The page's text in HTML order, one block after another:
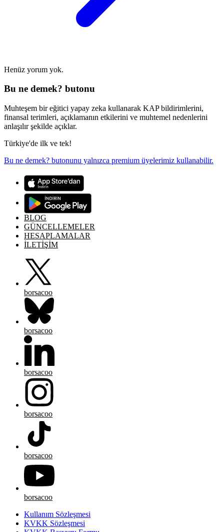
Henüz yorum yok.
Bu ne demek? butonu
Muhteşem bir eğitici yapay zeka kullanarak KAP bildirimlerini,
finansal terimleri, açıklamanın etkilerini ve muhtemel nedenlerini
anlaşılır şekilde açıklar.
Türkiye'de ilk ve tek!
Bu ne demek? butonunu yalnızca premium üyelerimiz kullanabilir.
BLOG
GÜNCELLEMELER
HESAPLAMALAR
İLETİŞİM
borsacoo
borsacoo
borsacoo
borsacoo
borsacoo
borsacoo
Kullanım Sözleşmesi
KVKK Sözleşmesi